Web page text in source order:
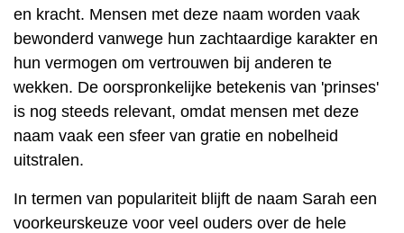
en kracht. Mensen met deze naam worden vaak
bewonderd vanwege hun zachtaardige karakter en
hun vermogen om vertrouwen bij anderen te
wekken. De oorspronkelijke betekenis van 'prinses'
is nog steeds relevant, omdat mensen met deze
naam vaak een sfeer van gratie en nobelheid
uitstralen.
In termen van populariteit blijft de naam Sarah een
voorkeurskeuze voor veel ouders over de hele